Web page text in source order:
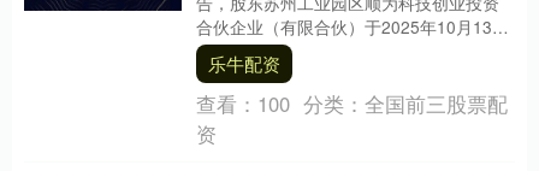
合伙企业（有限合伙）于2025年10月13日
至2025年10月23日，通过集中竞....
乐牛配资
查看： 100 分类： 全国前三股票配
资